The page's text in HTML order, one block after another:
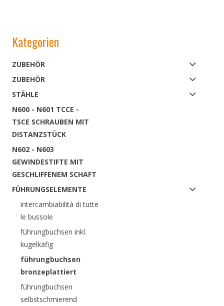
Kategorien
ZUBEHÖR
ZUBEHÖR
STÄHLE
N600 - N601 TCCE -
TSCE SCHRAUBEN MIT
DISTANZSTÜCK
N602 - N603
GEWINDESTIFTE MIT
GESCHLIFFENEM SCHAFT
FÜHRUNGSELEMENTE
intercambiabilità di tutte
le bussole
führungbuchsen inkl.
kugelkäfig
führungbuchsen
bronzeplattiert
führungbuchsen
selbstschmierend